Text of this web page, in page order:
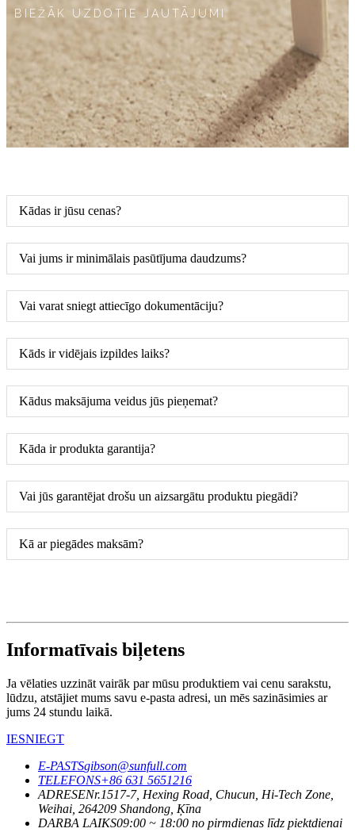
BIEŽĀK UZDOTIE JAUTĀJUMI
Kādas ir jūsu cenas?
Vai jums ir minimālais pasūtījuma daudzums?
Vai varat sniegt attiecīgo dokumentāciju?
Kāds ir vidējais izpildes laiks?
Kādus maksājuma veidus jūs pieņemat?
Kāda ir produkta garantija?
Vai jūs garantējat drošu un aizsargātu produktu piegādi?
Kā ar piegādes maksām?
Informatīvais biļetens
Ja vēlaties uzzināt vairāk par mūsu produktiem vai cenu sarakstu,
lūdzu, atstājiet mums savu e-pasta adresi, un mēs sazināsimies ar
jums 24 stundu laikā.
IESNIEGT
E-PASTSgibson@sunfull.com
TELEFONS+86 631 5651216
ADRESENr.1517-7, Hexing Road, Chucun, Hi-Tech Zone,
Weihai, 264209 Shandong, Ķīna
DARBA LAIKS09:00 ~ 18:00 no pirmdienas līdz piektdienai